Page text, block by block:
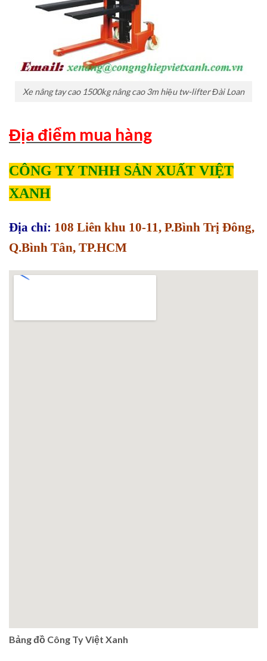
Xe nâng tay cao 1500kg nâng cao 3m hiệu tw-lifter Đài Loan
Địa điểm mua hàng
CÔNG TY TNHH SẢN XUẤT VIỆT
XANH
Địa chỉ: 108 Liên khu 10-11, P.Bình Trị Đông,
Q.Bình Tân, TP.HCM
Bảng đồ Công Ty Việt Xanh